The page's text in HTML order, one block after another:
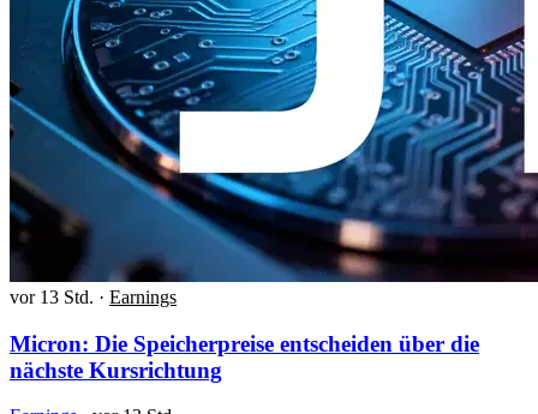
vor 13 Std. · Earnings
Micron: Die Speicherpreise entscheiden über die
nächste Kursrichtung